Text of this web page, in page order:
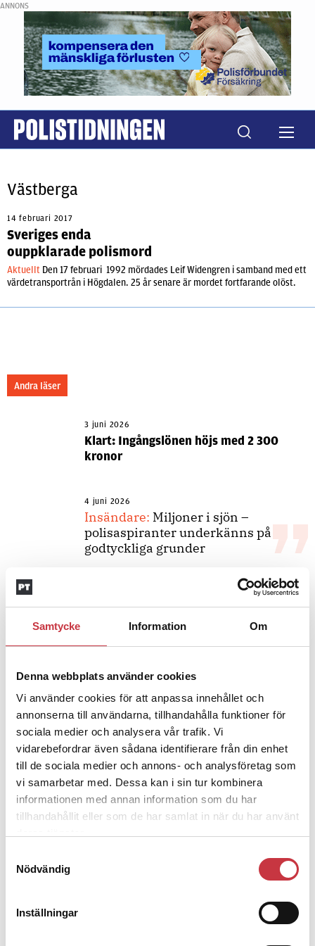
Samtycke Information Om
Denna webbplats använder cookies
Vi använder cookies för att anpassa innehållet och
annonserna till användarna, tillhandahålla funktioner för
sociala medier och analysera vår trafik. Vi
vidarebefordrar även sådana identifierare från din enhet
till de sociala medier och annons- och analysföretag som
vi samarbetar med. Dessa kan i sin tur kombinera
informationen med annan information som du har
tillhandahållit eller som de har samlat in när du har använt
Nödvändig
Inställningar
ANNONS
Västberga
14 februari 2017
Sveriges enda
ouppklarade polismord
Aktuellt Den 17 februari 1992 mördades Leif Widengren i samband med ett
värdetransportrån i Högdalen. 25 år senare är mordet fortfarande olöst.
Andra läser
3 juni 2026
Klart: Ingångslönen höjs med 2 300
kronor
4 juni 2026
Insändare: Miljoner i sjön –
polisaspiranter underkänns på
godtyckliga grunder
– nu ska han lära sig grunderna
Polisregionen erkänner fel: ”Kommer
att rättas till”
Debatt